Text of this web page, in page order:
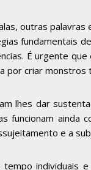
outras palavras
fundamentais
É urgente
por criar monstros
lhes dar
ainda
e a
individuais